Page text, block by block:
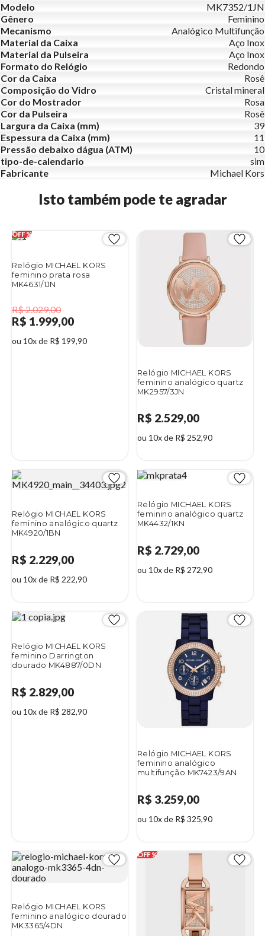
Modelo
MK7352/1JN
Gênero
Feminino
Mecanismo
Analógico Multifunção
Material da Caixa
Aço Inox
Material da Pulseira
Aço Inox
Formato do Relógio
Redondo
Cor da Caixa
Rosê
Composição do Vidro
Cristal mineral
Cor do Mostrador
Rosa
Cor da Pulseira
Rosê
Largura da Caixa (mm)
39
Espessura da Caixa (mm)
11
Pressão debaixo dágua (ATM)
10
tipo-de-calendario
sim
Fabricante
Michael Kors
Isto também pode te agradar
Relógio MICHAEL KORS
feminino prata rosa
MK4631/1JN
R$ 2.029,00
R$ 1.999,00
ou 10x de R$ 199,90
Relógio MICHAEL KORS
feminino analógico quartz
MK2957/3JN
R$ 2.529,00
ou 10x de R$ 252,90
Relógio MICHAEL KORS
feminino analógico quartz
MK4920/1BN
R$ 2.229,00
ou 10x de R$ 222,90
Relógio MICHAEL KORS
feminino analógico quartz
MK4432/1KN
R$ 2.729,00
ou 10x de R$ 272,90
Relógio MICHAEL KORS
feminino Darrington
dourado MK4887/0DN
R$ 2.829,00
ou 10x de R$ 282,90
Relógio MICHAEL KORS
feminino analógico
multifunção MK7423/9AN
R$ 3.259,00
ou 10x de R$ 325,90
Relógio MICHAEL KORS
feminino analógico dourado
MK3365/4DN